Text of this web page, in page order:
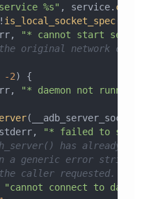
%s" , service.
is_local_socket_spec
"* cannot start
original network
-2) {
"* daemon not
"* failed to start
has already
a generic error string
caller requested.
"cannot connect to